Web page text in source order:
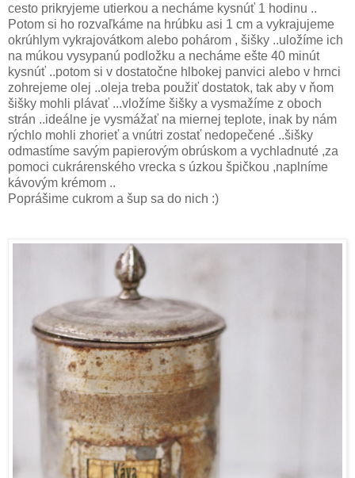
cesto prikryjeme utierkou a necháme kysnúť 1 hodinu ..
Potom si ho rozvaľkáme na hrúbku asi 1 cm a vykrajujeme
okrúhlym vykrajovátkom alebo pohárom , šišky ..uložíme ich
na múkou vysypanú podložku a necháme ešte 40 minút
kysnúť ..potom si v dostatočne hlbokej panvici alebo v hrnci
zohrejeme olej ..oleja treba použiť dostatok, tak aby v ňom
šišky mohli plávať ...vložíme šišky a vysmažíme z oboch
strán ..ideálne je vysmážať na miernej teplote, inak by nám
rýchlo mohli zhorieť a vnútri zostať nedopečené ..šišky
odmastíme savým papierovým obrúskom a vychladnuté ,za
pomoci cukrárenského vrecka s úzkou špičkou ,naplníme
kávovým krémom ..
Poprášime cukrom a šup sa do nich :)